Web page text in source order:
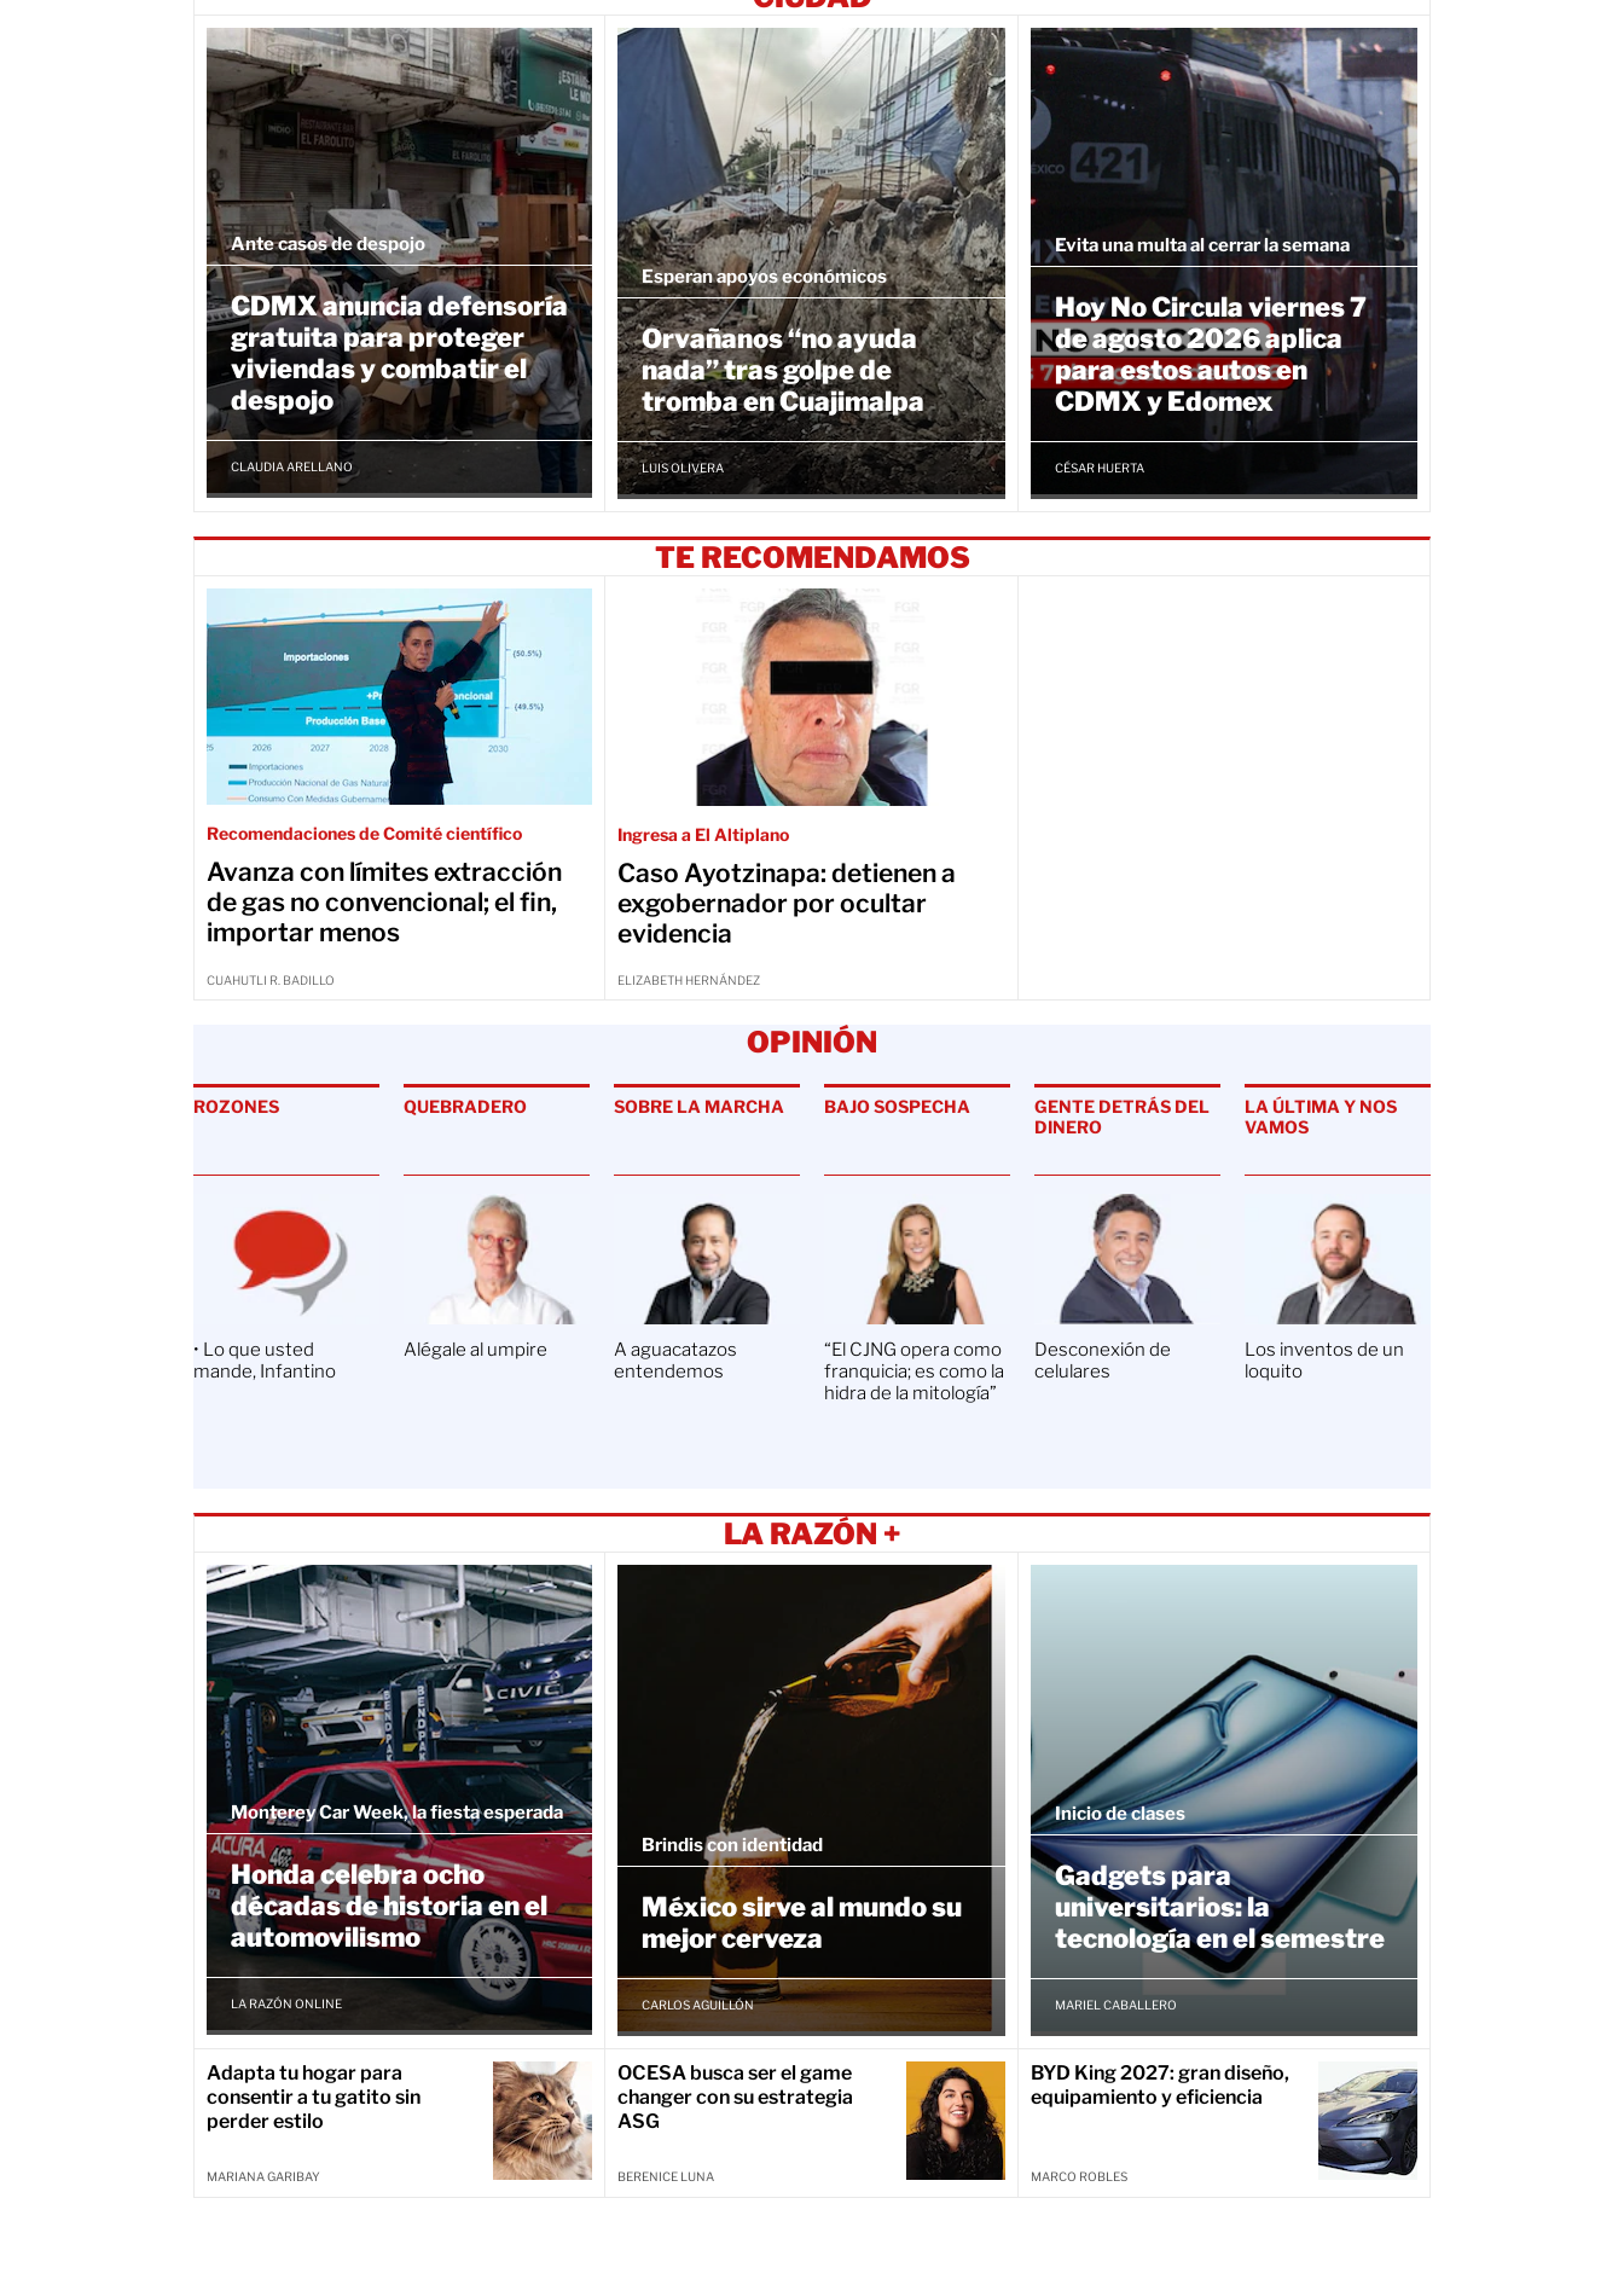
Ante casos de despojo
CDMX anuncia defensoría
gratuita para proteger
viviendas y combatir el
despojo
CLAUDIA ARELLANO
Esperan apoyos económicos
Orvañanos “no ayuda
nada” tras golpe de
tromba en Cuajimalpa
LUIS OLIVERA
Evita una multa al cerrar la semana
Hoy No Circula viernes 7
de agosto 2026 aplica
para estos autos en
CDMX y Edomex
CÉSAR HUERTA
TE RECOMENDAMOS
Recomendaciones de Comité científico
Avanza con límites extracción
de gas no convencional; el fin,
importar menos
CUAHUTLI R. BADILLO
Ingresa a El Altiplano
Caso Ayotzinapa: detienen a
exgobernador por ocultar
evidencia
ELIZABETH HERNÁNDEZ
OPINIÓN
ROZONES
• Lo que usted
mande, Infantino
QUEBRADERO
Alégale al umpire
SOBRE LA MARCHA
A aguacatazos
entendemos
BAJO SOSPECHA
“El CJNG opera como
franquicia; es como la
hidra de la mitología”
GENTE DETRÁS DEL
DINERO
Desconexión de
celulares
LA ÚLTIMA Y NOS
VAMOS
Los inventos de un
loquito
LA RAZÓN +
Monterey Car Week, la fiesta esperada
Honda celebra ocho
décadas de historia en el
automovilismo
LA RAZÓN ONLINE
Brindis con identidad
México sirve al mundo su
mejor cerveza
CARLOS AGUILLÓN
Inicio de clases
Gadgets para
universitarios: la
tecnología en el semestre
MARIEL CABALLERO
Adapta tu hogar para
consentir a tu gatito sin
perder estilo
MARIANA GARIBAY
OCESA busca ser el game
changer con su estrategia
ASG
BERENICE LUNA
BYD King 2027: gran diseño,
equipamiento y eficiencia
MARCO ROBLES